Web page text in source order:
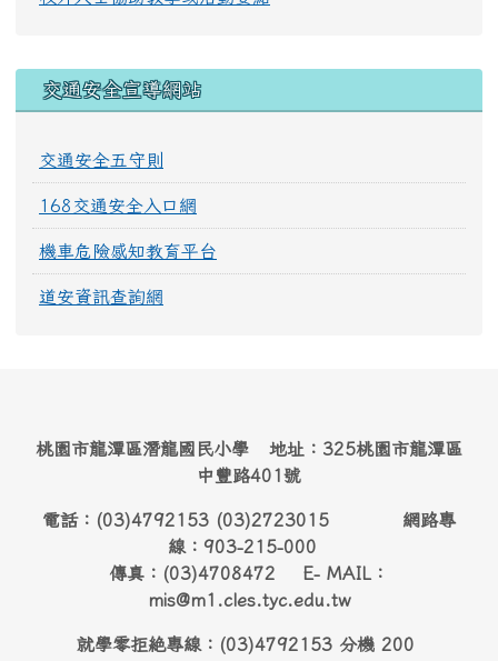
交通安全宣導網站
交通安全五守則
168交通安全入口網
機車危險感知教育平台
道安資訊查詢網
桃園市龍潭區潛龍國民小學 地址：325桃園市龍潭區
中豐路401號
電話：(03)4792153 (03)2723015 網路專
線：903-215-000
傳真：(03)4708472 E- MAIL：
mis@m1.cles.tyc.edu.tw
就學零拒絶專線：(03)4792153 分機 200